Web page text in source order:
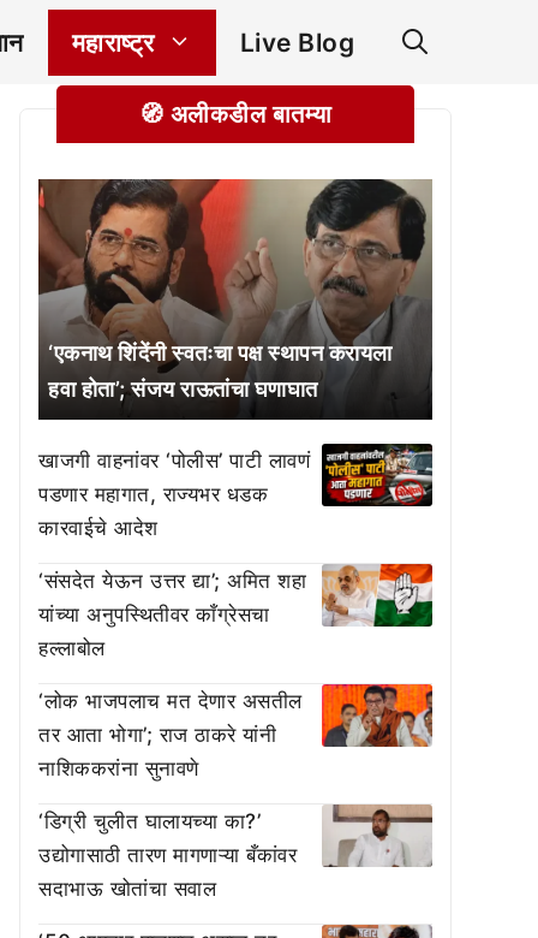
महाराष्ट्र Live Blog
🧭 अलीकडील बातम्या
‘एकनाथ शिंदेंनी स्वतःचा पक्ष स्थापन करायला
हवा होता’; संजय राऊतांचा घणाघात
खाजगी वाहनांवर ‘पोलीस’ पाटी लावणं
पडणार महागात, राज्यभर धडक
कारवाईचे आदेश
‘संसदेत येऊन उत्तर द्या’; अमित शहा
यांच्या अनुपस्थितीवर काँग्रेसचा
हल्लाबोल
‘लोक भाजपलाच मत देणार असतील
तर आता भोगा’; राज ठाकरे यांनी
नाशिककरांना सुनावणे
‘डिग्री चुलीत घालायच्या का?’
उद्योगासाठी तारण मागणाऱ्या बँकांवर
सदाभाऊ खोतांचा सवाल